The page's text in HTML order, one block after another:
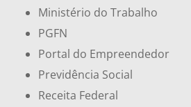
Ministério do Trabalho
PGFN
Portal do Empreendedor
Previdência Social
Receita Federal